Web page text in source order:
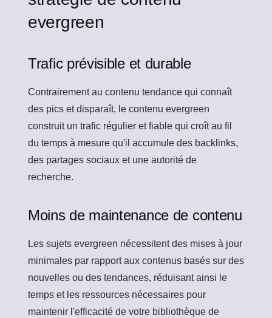
evergreen
Trafic prévisible et durable
Contrairement au contenu tendance qui connaît
des pics et disparaît, le contenu evergreen
construit un trafic régulier et fiable qui croît au fil
du temps à mesure qu'il accumule des backlinks,
des partages sociaux et une autorité de
recherche.
Moins de maintenance de contenu
Les sujets evergreen nécessitent des mises à jour
minimales par rapport aux contenus basés sur des
nouvelles ou des tendances, réduisant ainsi le
temps et les ressources nécessaires pour
maintenir l'efficacité de votre bibliothèque de